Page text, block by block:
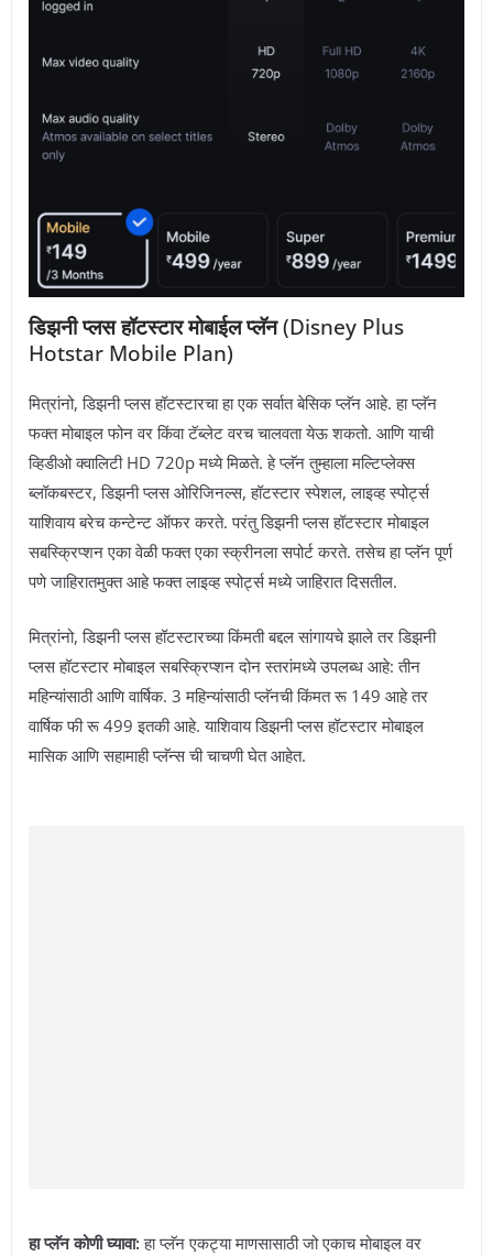
डिझनी प्लस हॉटस्टार मोबाईल प्लॅन(Disney Plus
Hotstar Mobile Plan)
मित्रांनो, डिझनी प्लस हॉटस्टारचा हा एक सर्वात बेसिक प्लॅन आहे. हा प्लॅन
फक्त मोबाइल फोन वर किंवा टॅब्लेट वरच चालवता येऊ शकतो. आणि याची
व्हिडीओ क्वालिटी HD 720p मध्ये मिळते. हे प्लॅन तुम्हाला मल्टिप्लेक्स
ब्लॉकबस्टर, डिझनी प्लस ओरिजिनल्स, हॉटस्टार स्पेशल, लाइव्ह स्पोर्ट्स
याशिवाय बरेच कन्टेन्ट ऑफर करते. परंतु डिझनी प्लस हॉटस्टार मोबाइल
सबस्क्रिप्शन एका वेळी फक्त एका स्क्रीनला सपोर्ट करते. तसेच हा प्लॅन पूर्ण
पणे जाहिरातमुक्त आहे फक्त लाइव्ह स्पोर्ट्स मध्ये जाहिरात दिसतील.
मित्रांनो, डिझनी प्लस हॉटस्टारच्या किंमती बद्दल सांगायचे झाले तर डिझनी
प्लस हॉटस्टार मोबाइल सबस्क्रिप्शन दोन स्तरांमध्ये उपलब्ध आहे: तीन
महिन्यांसाठी आणि वार्षिक. 3 महिन्यांसाठी प्लॅनची किंमत रू 149 आहे तर
वार्षिक फी रू 499 इतकी आहे. याशिवाय डिझनी प्लस हॉटस्टार मोबाइल
मासिक आणि सहामाही प्लॅन्स ची चाचणी घेत आहेत.
हा प्लॅन कोणी घ्यावा: हा प्लॅन एकट्या माणसासाठी जो एकाच मोबाइल वर